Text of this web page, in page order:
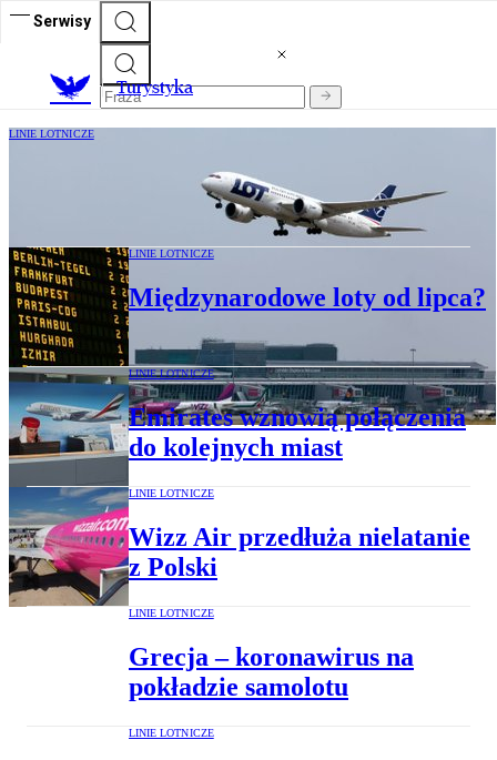
Serwisy
Turystyka
LINIE LOTNICZE
LOT rozszerza siatkę lotów krajowych
LINIE LOTNICZE
Międzynarodowe loty od lipca?
LINIE LOTNICZE
Emirates wznowią połączenia
do kolejnych miast
LINIE LOTNICZE
Wizz Air przedłuża nielatanie
z Polski
LINIE LOTNICZE
Grecja – koronawirus na
pokładzie samolotu
LINIE LOTNICZE